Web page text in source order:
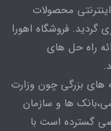
محصولات
اندازی گردید. فروشگاه اهورا
راه حل های
های بزرگی چون وزارت
ها و سازمان
گسترده است با